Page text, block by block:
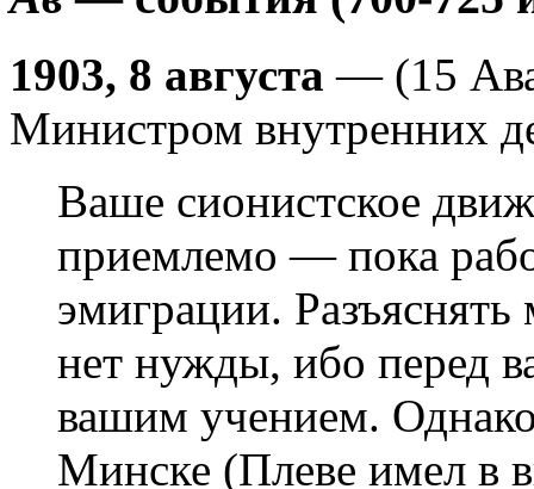
1903, 8 августа — (15 Ава
Министром внутренних
Ваше сионистское
приемлемо — пока
эмиграции.
нет нужды, ибо перед
вашим учением.
Минске (Плеве имел в